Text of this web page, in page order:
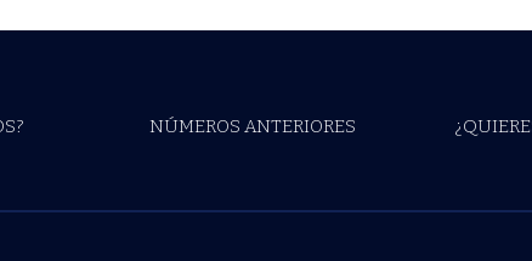
NÚMEROS ANTERIORES